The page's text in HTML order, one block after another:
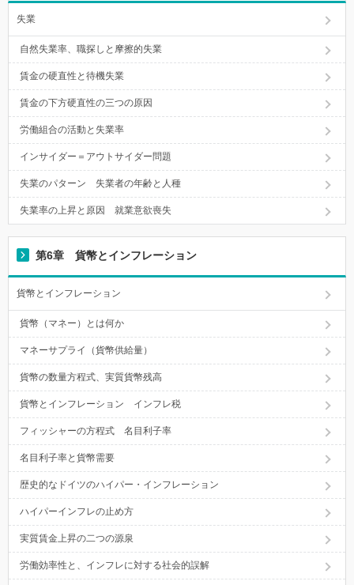
失業
自然失業率、職探しと摩擦的失業
賃金の硬直性と待機失業
賃金の下方硬直性の三つの原因
労働組合の活動と失業率
インサイダー＝アウトサイダー問題
失業のパターン 失業者の年齢と人種
失業率の上昇と原因 就業意欲喪失
第6章 貨幣とインフレーション
貨幣とインフレーション
貨幣（マネー）とは何か
マネーサプライ（貨幣供給量）
貨幣の数量方程式、実質貨幣残高
貨幣とインフレーション インフレ税
フィッシャーの方程式 名目利子率
名目利子率と貨幣需要
歴史的なドイツのハイパー・インフレーション
ハイパーインフレの止め方
実質賃金上昇の二つの源泉
労働効率性と、インフレに対する社会的誤解